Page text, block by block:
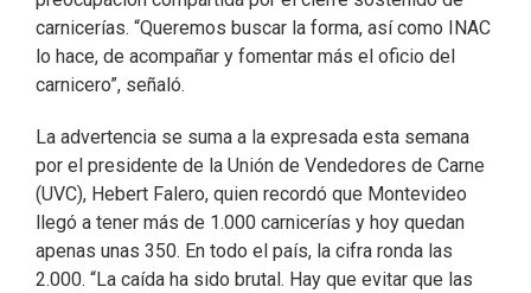
carnicerías. “Queremos buscar la forma, así como INAC
lo hace, de acompañar y fomentar más el oficio del
carnicero”, señaló.
La advertencia se suma a la expresada esta semana
por el presidente de la Unión de Vendedores de Carne
(UVC), Hebert Falero, quien recordó que Montevideo
llegó a tener más de 1.000 carnicerías y hoy quedan
apenas unas 350. En todo el país, la cifra ronda las
2.000. “La caída ha sido brutal. Hay que evitar que las